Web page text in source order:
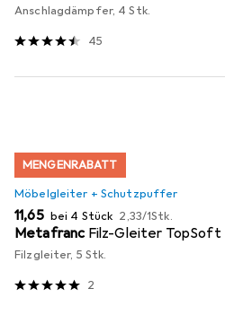
Anschlagdämpfer, 4 Stk.
45
MENGENRABATT
Möbelgleiter + Schutzpuffer
EUR
11,65 bei 4 Stück EUR
2,33/1Stk.
Metafranc Filz-Gleiter TopSoft
Filzgleiter, 5 Stk.
2